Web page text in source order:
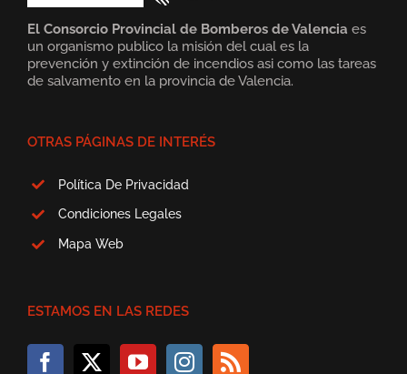
El Consorcio Provincial de Bomberos de Valencia es
un organismo publico la misión del cual es la
prevención y extinción de incendios asi como las tareas
de salvamento en la provincia de Valencia.
OTRAS PÁGINAS DE INTERÉS
Política De Privacidad
Condiciones Legales
Mapa Web
ESTAMOS EN LAS REDES